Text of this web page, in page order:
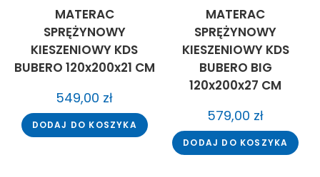
MATERAC
SPRĘŻYNOWY
KIESZENIOWY KDS
BUBERO 120x200x21 CM
549,00 zł
DODAJ DO KOSZYKA
MATERAC
SPRĘŻYNOWY
KIESZENIOWY KDS
BUBERO BIG
120x200x27 CM
579,00 zł
DODAJ DO KOSZYKA